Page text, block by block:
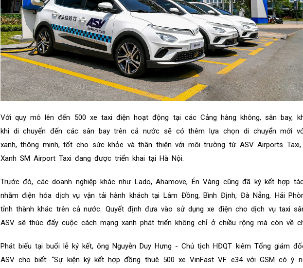
Với quy mô lên đến 500 xe taxi điện hoạt động tại các Cảng hàng không, sân bay,
khi di chuyển đến các sân bay trên cả nước sẽ có thêm lựa chọn di chuyển mới
xanh, thông minh, tốt cho sức khỏe và thân thiện với môi trường từ ASV Airports Taxi,
Xanh SM Airport Taxi đang được triển khai tại Hà Nội.
Trước đó, các doanh nghiệp khác như Lado, Ahamove, Én Vàng cũng đã ký kết hợp
nhằm điện hóa dịch vụ vận tải hành khách tại Lâm Đồng, Bình Định, Đà Nẵng, Hải
tỉnh thành khác trên cả nước. Quyết định đưa vào sử dụng xe điện cho dịch vụ taxi
ASV sẽ thúc đẩy cuộc cách mạng xanh phát triển không chỉ ở chiều rộng mà còn về
Phát biểu tại buổi lễ ký kết, ông Nguyễn Duy Hưng - Chủ tịch HĐQT kiêm Tổng giám
ASV cho biết: “Sự kiện ký kết hợp đồng thuê 500 xe VinFast VF e34 với GSM có ý